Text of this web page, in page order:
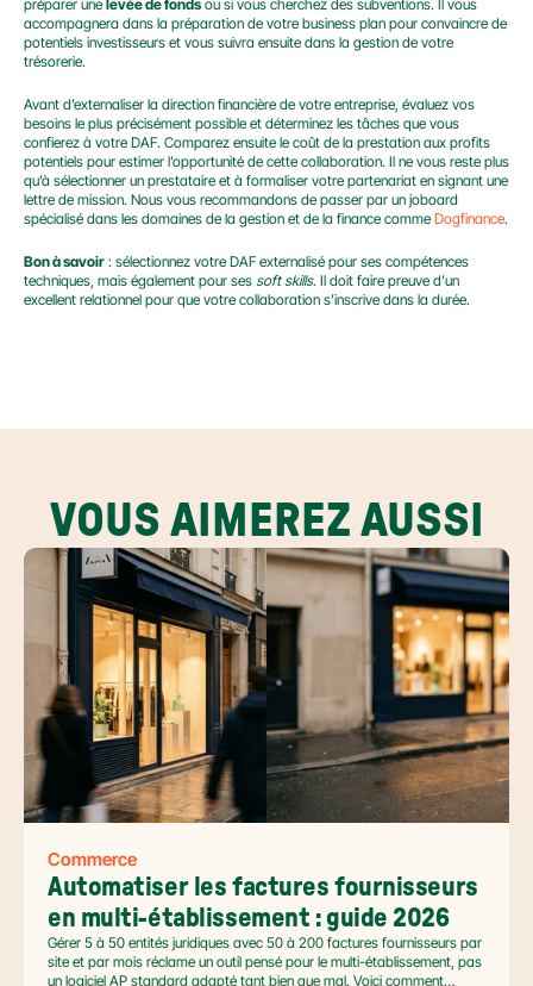
préparer une levée de fonds ou si vous cherchez des subventions. Il vous
accompagnera dans la préparation de votre business plan pour convaincre de
potentiels investisseurs et vous suivra ensuite dans la gestion de votre
trésorerie.
Avant d’externaliser la direction financière de votre entreprise, évaluez vos
besoins le plus précisément possible et déterminez les tâches que vous
confierez à votre DAF. Comparez ensuite le coût de la prestation aux profits
potentiels pour estimer l’opportunité de cette collaboration. Il ne vous reste plus
qu’à sélectionner un prestataire et à formaliser votre partenariat en signant une
lettre de mission. Nous vous recommandons de passer par un joboard
spécialisé dans les domaines de la gestion et de la finance comme Dogfinance.
Bon à savoir : sélectionnez votre DAF externalisé pour ses compétences
techniques, mais également pour ses soft skills. Il doit faire preuve d’un
excellent relationnel pour que votre collaboration s’inscrive dans la durée.
VOUS AIMEREZ AUSSI
Commerce
Automatiser les factures fournisseurs
en multi-établissement : guide 2026
Gérer 5 à 50 entités juridiques avec 50 à 200 factures fournisseurs par
site et par mois réclame un outil pensé pour le multi-établissement, pas
un logiciel AP standard adapté tant bien que mal. Voici comment